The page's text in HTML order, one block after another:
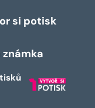
si potisk